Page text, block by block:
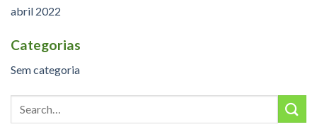
abril 2022
Categorias
Sem categoria